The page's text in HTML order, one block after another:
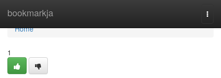
bookmarkja
Home
Home
1